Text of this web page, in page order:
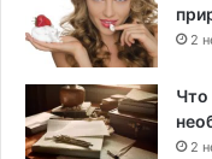
2
Что
2